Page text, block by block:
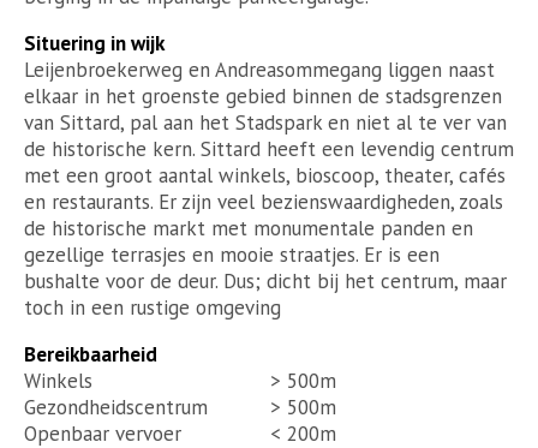
Situering in wijk
Leijenbroekerweg en Andreasommegang liggen naast
elkaar in het groenste gebied binnen de stadsgrenzen
van Sittard, pal aan het Stadspark en niet al te ver van
de historische kern. Sittard heeft een levendig centrum
met een groot aantal winkels, bioscoop, theater, cafés
en restaurants. Er zijn veel bezienswaardigheden, zoals
de historische markt met monumentale panden en
gezellige terrasjes en mooie straatjes. Er is een
bushalte voor de deur. Dus; dicht bij het centrum, maar
toch in een rustige omgeving
Bereikbaarheid
Winkels
> 500m
Gezondheidscentrum
> 500m
Openbaar vervoer
< 200m